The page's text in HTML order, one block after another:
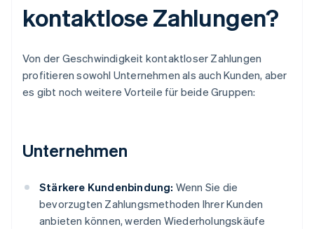
kontaktlose Zahlungen?
Von der Geschwindigkeit kontaktloser Zahlungen
profitieren sowohl Unternehmen als auch Kunden, aber
es gibt noch weitere Vorteile für beide Gruppen:
Unternehmen
Stärkere Kundenbindung: Wenn Sie die
bevorzugten Zahlungsmethoden Ihrer Kunden
anbieten können, werden Wiederholungskäufe